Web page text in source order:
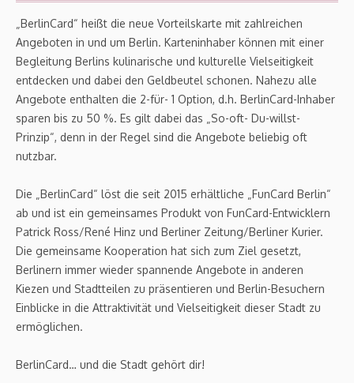
„BerlinCard“ heißt die neue Vorteilskarte mit zahlreichen
Angeboten in und um Berlin. Karteninhaber können mit einer
Begleitung Berlins kulinarische und kulturelle Vielseitigkeit
entdecken und dabei den Geldbeutel schonen. Nahezu alle
Angebote enthalten die 2-für- 1 Option, d.h. BerlinCard-Inhaber
sparen bis zu 50 %. Es gilt dabei das „So-oft- Du-willst-
Prinzip“, denn in der Regel sind die Angebote beliebig oft
nutzbar.
Die „BerlinCard“ löst die seit 2015 erhältliche „FunCard Berlin“
ab und ist ein gemeinsames Produkt von FunCard-Entwicklern
Patrick Ross/René Hinz und Berliner Zeitung/Berliner Kurier.
Die gemeinsame Kooperation hat sich zum Ziel gesetzt,
Berlinern immer wieder spannende Angebote in anderen
Kiezen und Stadtteilen zu präsentieren und Berlin-Besuchern
Einblicke in die Attraktivität und Vielseitigkeit dieser Stadt zu
ermöglichen.
BerlinCard… und die Stadt gehört dir!